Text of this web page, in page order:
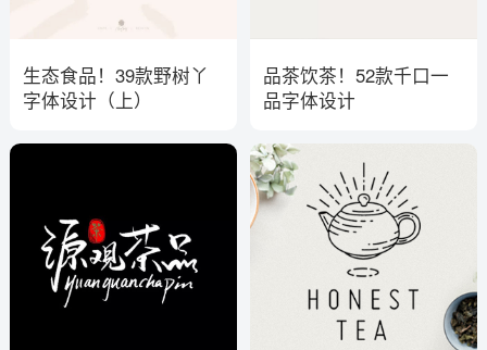
生态食品！39款野树丫
字体设计（上）
品茶饮茶！52款千口一
品字体设计